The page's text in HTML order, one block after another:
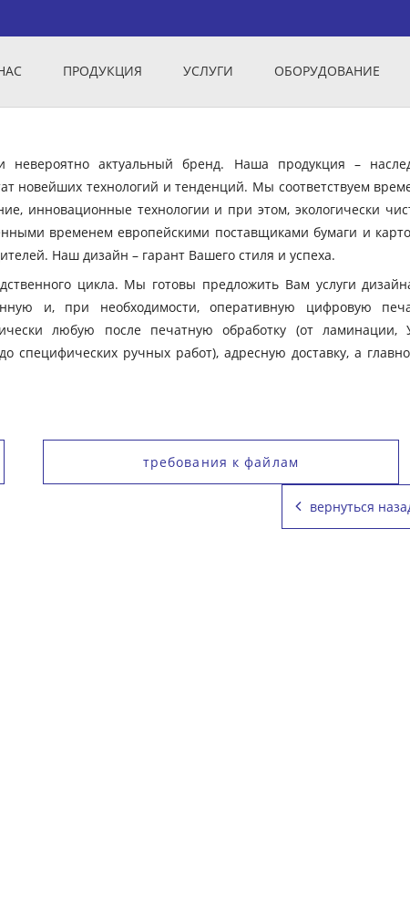
ПРОДУКЦИЯ УСЛУГИ ОБОРУДОВАНИЕ
актуальный бренд. Наша продукция –
новейших технологий и тенденций. Мы соответствуем
инновационные технологии и при этом, экологически
временем европейскими поставщиками бумаги и
Наш дизайн – гарант Вашего стиля и успеха.
цикла. Мы готовы предложить Вам услуги
и, при необходимости, оперативную цифровую
любую после печатную обработку (от ламинации,
специфических ручных работ), адресную доставку, а
требования к файлам
вернуться